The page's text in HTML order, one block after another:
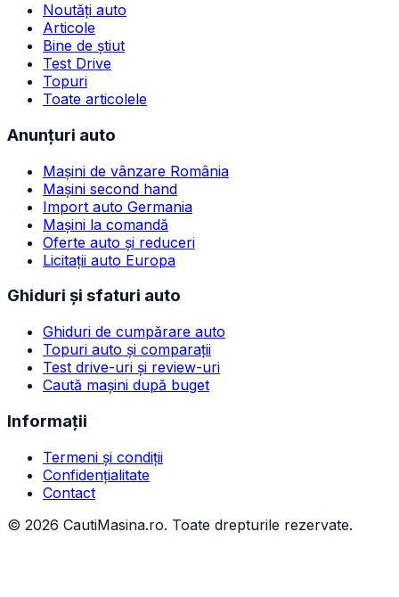
Noutăți auto
Articole
Bine de știut
Test Drive
Topuri
Toate articolele
Anunțuri auto
Mașini de vânzare România
Mașini second hand
Import auto Germania
Mașini la comandă
Oferte auto și reduceri
Licitații auto Europa
Ghiduri și sfaturi auto
Ghiduri de cumpărare auto
Topuri auto și comparații
Test drive-uri și review-uri
Caută mașini după buget
Informații
Termeni și condiții
Confidențialitate
Contact
© 2026 CautiMasina.ro. Toate drepturile rezervate.